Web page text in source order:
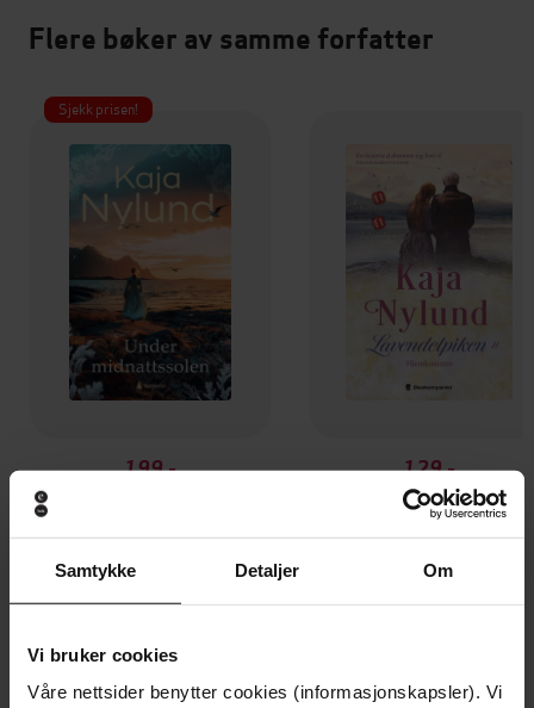
Samtykke Detaljer Om
Vi bruker cookies
Våre nettsider benytter cookies (informasjonskapsler). Vi
Flere bøker av samme forfatter
Sjekk prisen!
199,-
129,-
Hjemkomsten
Kaja Nylund
Andre har også kjøpt